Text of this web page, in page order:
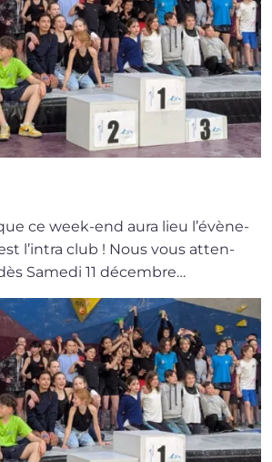
ce week-end aura lieu l’é­vè­ne­
l’in­tra club ! Nous vous atten­
Samedi 11 décembre…